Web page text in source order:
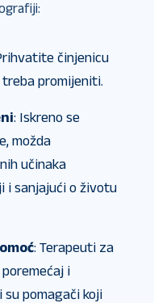
činjenicu
promijeniti.
: Iskreno se
možda
učinaka
i sanjajući o životu
: Terapeuti za
i
pomagači koji